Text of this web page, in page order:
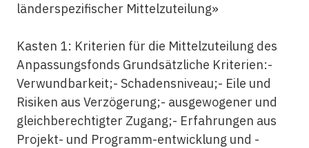
länderspezifischer Mittelzuteilung»
Kasten 1: Kriterien für die Mittelzuteilung des
Anpassungsfonds Grundsätzliche Kriterien:-
Verwundbarkeit;- Schadensniveau;- Eile und
Risiken aus Verzögerung;- ausgewogener und
gleichberechtigter Zugang;- Erfahrungen aus
Projekt- und Programm-entwicklung und -